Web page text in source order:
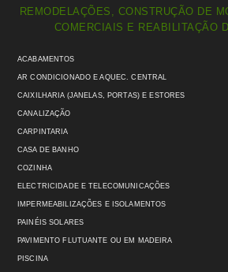
REMODELAÇÕES, CONSTRUÇÃO DE
COMERCIAIS E REABILITAÇÃO
ACABAMENTOS
AR CONDICIONADO E AQUEC. CENTRAL
CAIXILHARIA (JANELAS, PORTAS) E ESTORES
CANALIZAÇÃO
CARPINTARIA
CASA DE BANHO
COZINHA
ELECTRICIDADE E TELECOMUNICAÇÕES
IMPERMEABILIZAÇÕES E ISOLAMENTOS
PAINÉIS SOLARES
PAVIMENTO FLUTUANTE OU EM MADEIRA
PISCINA